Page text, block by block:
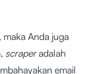
Anda juga
scraperadalah
email